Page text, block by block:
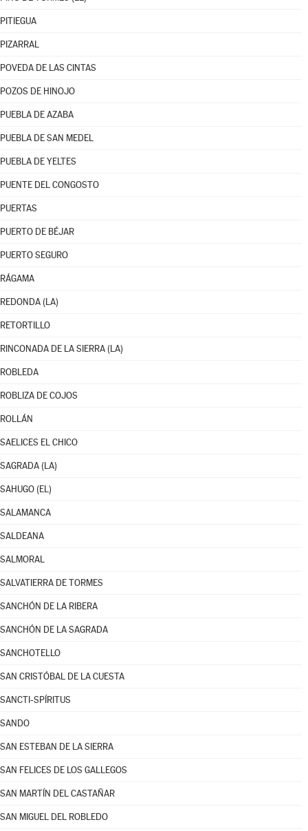
PITIEGUA
PIZARRAL
POVEDA DE LAS CINTAS
POZOS DE HINOJO
PUEBLA DE AZABA
PUEBLA DE SAN MEDEL
PUEBLA DE YELTES
PUENTE DEL CONGOSTO
PUERTAS
PUERTO DE BÉJAR
PUERTO SEGURO
RÁGAMA
REDONDA (LA)
RETORTILLO
RINCONADA DE LA SIERRA (LA)
ROBLEDA
ROBLIZA DE COJOS
ROLLÁN
SAELICES EL CHICO
SAGRADA (LA)
SAHUGO (EL)
SALAMANCA
SALDEANA
SALMORAL
SALVATIERRA DE TORMES
SANCHÓN DE LA RIBERA
SANCHÓN DE LA SAGRADA
SANCHOTELLO
SAN CRISTÓBAL DE LA CUESTA
SANCTI-SPÍRITUS
SANDO
SAN ESTEBAN DE LA SIERRA
SAN FELICES DE LOS GALLEGOS
SAN MARTÍN DEL CASTAÑAR
SAN MIGUEL DEL ROBLEDO